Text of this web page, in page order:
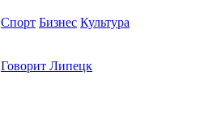
Спорт Бизнес Культура
Говорит Липецк